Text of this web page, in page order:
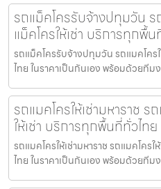
รถแม็คโครรับจ้างปทุมวัน ร
แม็คโครให้เช่า บริการทุกพื้
รถแม็คโครรับจ้างปทุมวัน รถแมคโคร
ไทย ในราคาเป็นกันเอง พร้อมด้วยที
รถแมคโครให้เช่ามหาราช
ให้เช่า บริการทุกพื้นที่ทั่วไท
รถแมคโครให้เช่ามหาราช รถแมคโคร
ไทย ในราคาเป็นกันเอง พร้อมด้วยที